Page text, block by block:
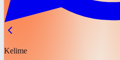
Kelime